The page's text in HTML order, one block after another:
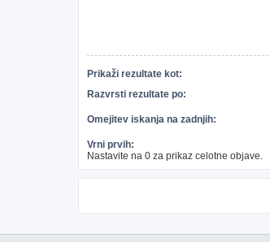
Prikaži rezultate kot:
Razvrsti rezultate po:
Omejitev iskanja na zadnjih:
Vrni prvih:
Nastavite na 0 za prikaz celotne objave.